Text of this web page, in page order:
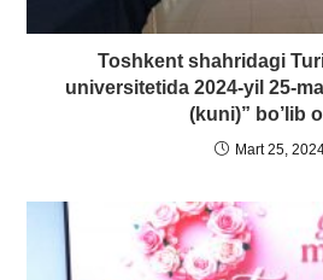
Toshkent shahridagi
universitetida 2024-yil 25-
(kuni)” bo’lib
Mart 25,